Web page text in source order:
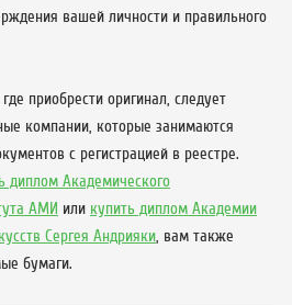
вашей личности и правильного
приобрести оригинал, следует
компании, которые занимаются
с регистрацией в реестре.
диплом Академического
АМИ или купить диплом Академии
Сергея Андрияки, вам также
бумаги.